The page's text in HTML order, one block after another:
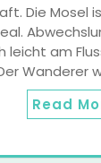
Die Mosel
leicht am
Wanderer
Read